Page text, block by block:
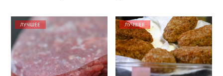
ЛУЧШЕЕ ЛУЧШЕЕ